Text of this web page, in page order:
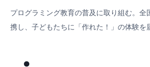
プログラミング教育の普及に取り組む。全
携し、子どもたちに「作れた！」の体験を